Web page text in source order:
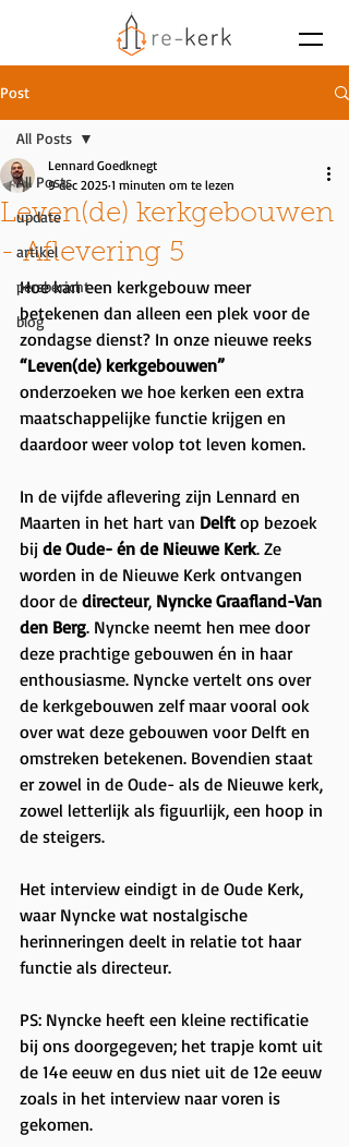
Post
All Posts
update
artikel
persbericht
blog
All Posts
Leven(de) kerkgebouwen
- Aflevering 5
Lennard Goedknegt
9 dec 2025 1 minuten om te lezen
Hoe kan een kerkgebouw meer
betekenen dan alleen een plek voor de
zondagse dienst? In onze nieuwe reeks
“Leven(de) kerkgebouwen”
onderzoeken we hoe kerken een extra
maatschappelijke functie krijgen en
daardoor weer volop tot leven komen.
In de vijfde aflevering zijn Lennard en
Maarten in het hart van Delft op bezoek
bij de Oude- én de Nieuwe Kerk. Ze
worden in de Nieuwe Kerk ontvangen
door de directeur, Nyncke Graafland-Van
den Berg. Nyncke neemt hen mee door
deze prachtige gebouwen én in haar
enthousiasme. Nyncke vertelt ons over
de kerkgebouwen zelf maar vooral ook
over wat deze gebouwen voor Delft en
omstreken betekenen. Bovendien staat
er zowel in de Oude- als de Nieuwe kerk,
zowel letterlijk als figuurlijk, een hoop in
de steigers.
Het interview eindigt in de Oude Kerk,
waar Nyncke wat nostalgische
herinneringen deelt in relatie tot haar
functie als directeur.
PS: Nyncke heeft een kleine rectificatie
bij ons doorgegeven; het trapje komt uit
de 14e eeuw en dus niet uit de 12e eeuw
zoals in het interview naar voren is
gekomen.